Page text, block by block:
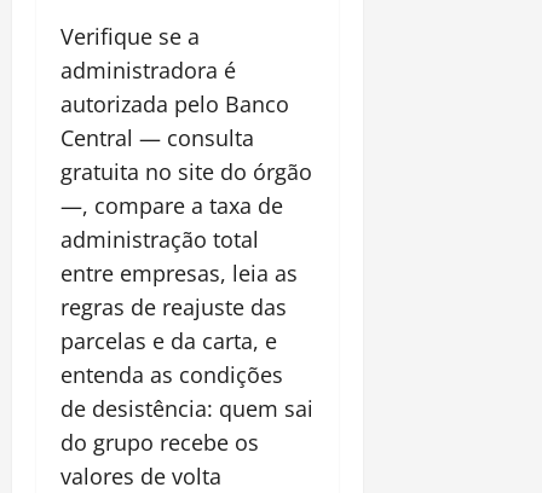
Verifique se a
administradora é
autorizada pelo Banco
Central — consulta
gratuita no site do órgão
—, compare a taxa de
administração total
entre empresas, leia as
regras de reajuste das
parcelas e da carta, e
entenda as condições
de desistência: quem sai
do grupo recebe os
valores de volta